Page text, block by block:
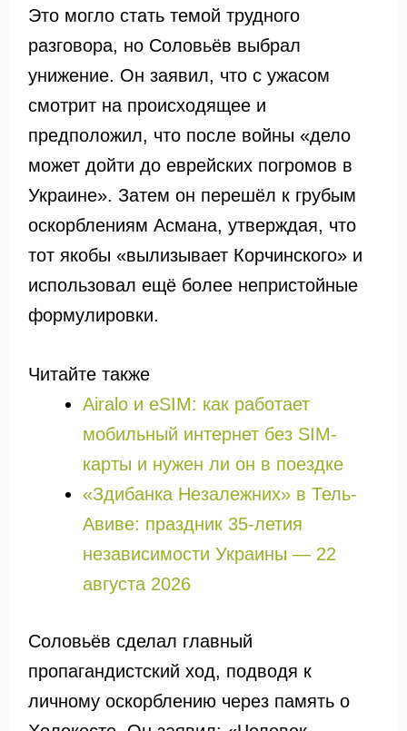
Это могло стать темой трудного
разговора, но Соловьёв выбрал
унижение. Он заявил, что с ужасом
смотрит на происходящее и
предположил, что после войны «дело
может дойти до еврейских погромов в
Украине». Затем он перешёл к грубым
оскорблениям Асмана, утверждая, что
тот якобы «вылизывает Корчинского» и
использовал ещё более непристойные
формулировки.
Читайте также
Airalo и eSIM: как работает
мобильный интернет без SIM-
карты и нужен ли он в поездке
«Здибанка Незалежних» в Тель-
Авиве: праздник 35-летия
независимости Украины — 22
августа 2026
Соловьёв сделал главный
пропагандистский ход, подводя к
личному оскорблению через память о